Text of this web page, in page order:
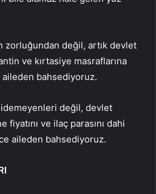
zorluğundan değil, artık devlet
ve kırtasiye masraflarına
bahsediyoruz.
değil, devlet
ve ilaç parasını dahi
aileden bahsediyoruz.